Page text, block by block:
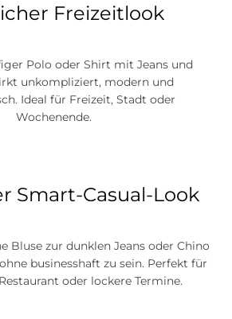
Freizeitlook
Polo oder Shirt mit Jeans und
unkompliziert, modern und
Ideal für Freizeit, Stadt oder
Wochenende.
Smart-Casual-Look
Bluse zur dunklen Jeans oder Chino
businesshaft zu sein. Perfekt für
oder lockere Termine.